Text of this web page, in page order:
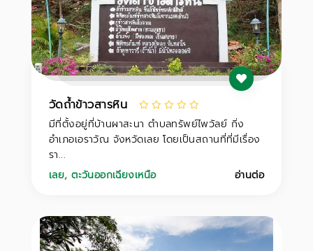
วัดถ้ำข้าวสารหิน
มีที่ตั้งอยู่ที่บ้านผาสะนา ตำบลทรัพย์ไพวัลย์ กิ่ง
อำเภอเอราวัณ จังหวัดเลย โดยเป็นสถานที่ที่มีเรื่อง
รา...
เลย,ตะวันออกเฉียงเหนือ อ่านต่อ